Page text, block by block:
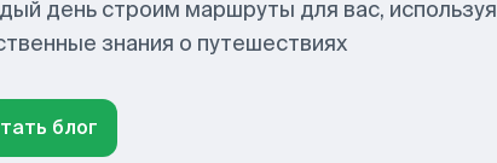
день строим маршруты для вас, используя
знания о путешествиях
блог